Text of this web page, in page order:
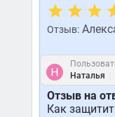
Отзыв:
Наталья
Отзыв на
Как